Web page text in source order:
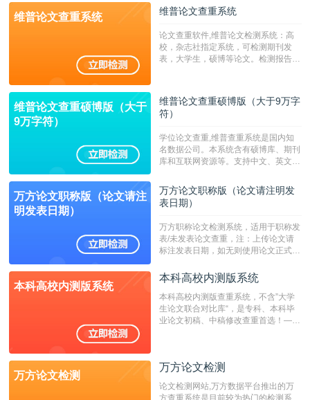
维普论文查重系统 维普论文查重系统
论文查重软件,维普论文检测系统：高
校，杂志社指定系统，可检测期刊发
表，大学生，硕博等论文。检测报告支
维普论文查重硕博版（大于
9万字符）
维普论文查重硕博版（大于9万字
符）
学位论文查重,维普查重系统是国内知
名数据公司。本系统含有硕博库、期刊
库和互联网资源等。支持中文、英文、
定院校！！！
万方论文职称版（论文请注
明发表日期）
万方论文职称版（论文请注明发
表日期）
万方职称论文检测系统，适用于职称发
表/未发表论文查重，注：上传论文请
标注发表日期，如无则使用论文正式发
成时间作为发表日期。
本科高校内测版系统
本科高校内测版系统
本科高校内测版查重系统，不含”大学
生论文联合对比库“，是专科、本科毕
业论文初稿、中稿修改查重首选！——
万方论文检测
万方论文检测
论文检测网站,万方数据平台推出的万
方查重系统是目前较为热门的检测系